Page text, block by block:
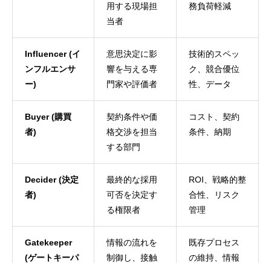
用する現場担
当者
務負荷軽減
Influencer (イ
ンフルエンサ
ー)
意思決定に影
響を与える専
門家や評価者
技術的スペッ
ク、競合優位
性、データ
Buyer (購買
者)
契約条件や価
格交渉を担当
する部門
コスト、契約
条件、納期
Decider (決定
者)
最終的な採用
可否を決定す
る権限者
ROI、戦略的整
合性、リスク
管理
Gatekeeper
(ゲートキーパ
情報の流れを
制御し、接触
既存プロセス
の維持、情報